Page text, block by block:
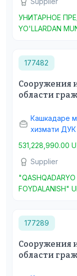
УНИТАРНОЕ
YO'LLARDAN
177482
Сооружения
области
Кашкадаре
хизмати ДУК
531,228,990.00
Supplier
FOYDALANISH"
177289
Сооружения
области